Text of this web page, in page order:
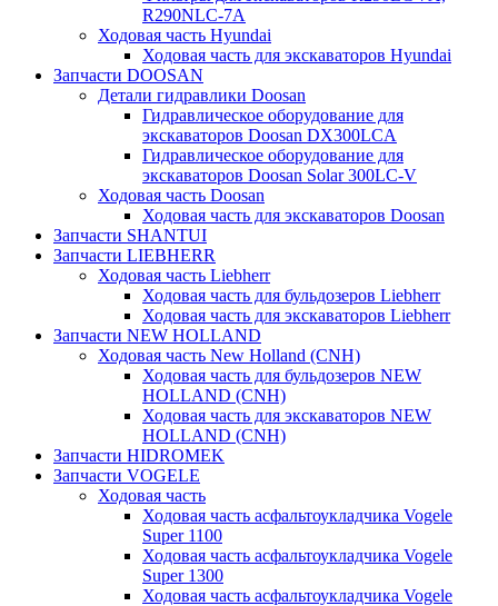
R290NLC-7A
Ходовая часть Hyundai
Ходовая часть для экскаваторов Hyundai
Запчасти DOOSAN
Детали гидравлики Doosan
Гидравлическое оборудование для
экскаваторов Doosan DX300LCA
Гидравлическое оборудование для
экскаваторов Doosan Solar 300LC-V
Ходовая часть Doosan
Ходовая часть для экскаваторов Doosan
Запчасти SHANTUI
Запчасти LIEBHERR
Ходовая часть Liebherr
Ходовая часть для бульдозеров Liebherr
Ходовая часть для экскаваторов Liebherr
Запчасти NEW HOLLAND
Ходовая часть New Holland (CNH)
Ходовая часть для бульдозеров NEW
HOLLAND (CNH)
Ходовая часть для экскаваторов NEW
HOLLAND (CNH)
Запчасти HIDROMEK
Запчасти VOGELE
Ходовая часть
Ходовая часть асфальтоукладчика Vogele
Super 1100
Ходовая часть асфальтоукладчика Vogele
Super 1300
Ходовая часть асфальтоукладчика Vogele